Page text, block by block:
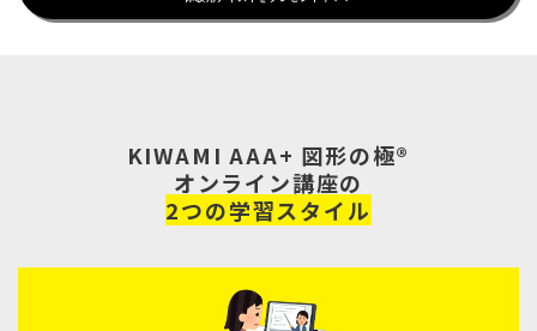
KIWAMI AAA+ 図形の極®
オンライン講座の
2つの学習スタイル